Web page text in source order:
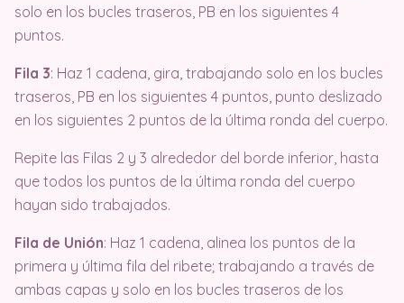
solo en los bucles traseros, PB en los siguientes 4
puntos.
Fila 3: Haz 1 cadena, gira, trabajando solo en los bucles
traseros, PB en los siguientes 4 puntos, punto deslizado
en los siguientes 2 puntos de la última ronda del cuerpo.
Repite las Filas 2 y 3 alrededor del borde inferior, hasta
que todos los puntos de la última ronda del cuerpo
hayan sido trabajados.
Fila de Unión: Haz 1 cadena, alinea los puntos de la
primera y última fila del ribete; trabajando a través de
ambas capas y solo en los bucles traseros de los